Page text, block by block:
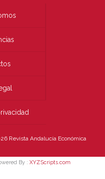
Revista Andalucía Económica
By : XYZScripts.com